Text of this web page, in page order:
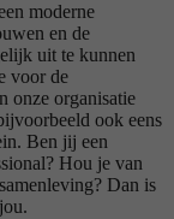
moderne
en de
uit te kunnen
voor de
onze organisatie
ook eens
Ben jij een
Hou je van
Dan is